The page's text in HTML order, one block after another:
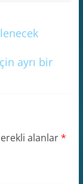
ayrı bir
alanlar*